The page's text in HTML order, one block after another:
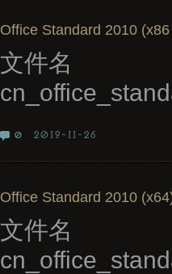
Office Standard 2010
文件名
0 2019-11-26
Office Standard 2010
文件名